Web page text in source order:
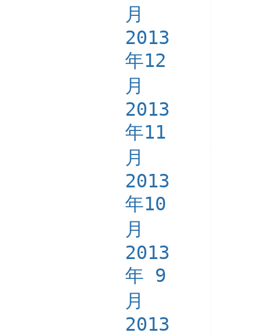
月
2013
年12
月
2013
年11
月
2013
年10
月
2013
年 9
月
2013